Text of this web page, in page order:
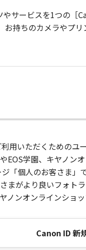
サービスを1つの［
持ちのカメラやプ
用いただくための
EOS学園、キヤノ
「個人のお客さま
まがより良いフォ
ンオンラインショ
Canon ID 新